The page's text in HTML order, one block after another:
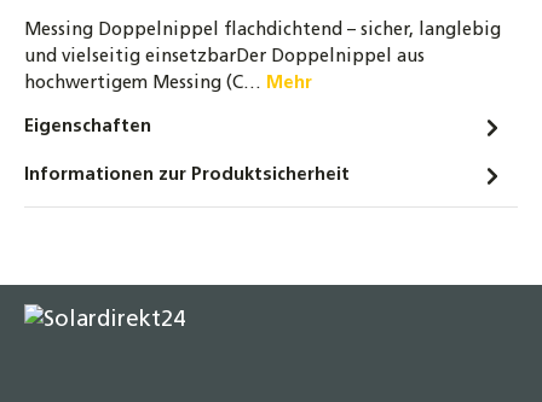
Messing Doppelnippel flachdichtend – sicher, langlebig
und vielseitig einsetzbarDer Doppelnippel aus
hochwertigem Messing (C… Mehr
Eigenschaften
Informationen zur Produktsicherheit